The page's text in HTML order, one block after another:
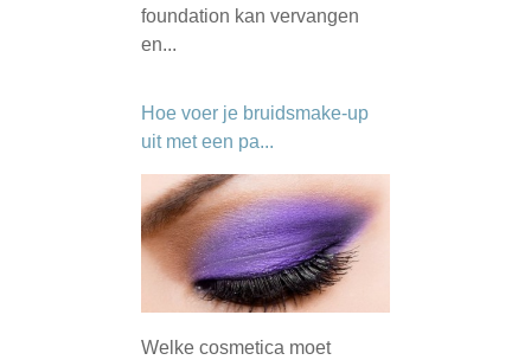
foundation kan vervangen
en...
Hoe voer je bruidsmake-up
uit met een pa...
Welke cosmetica moet